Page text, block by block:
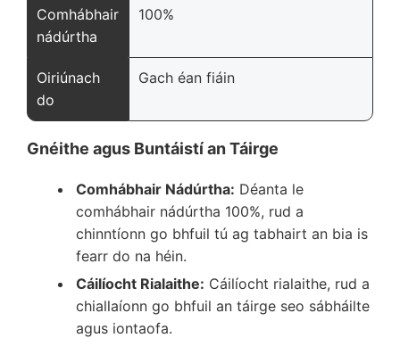
Comhábhair
nádúrtha
100%
Oiriúnach
do
Gach éan fiáin
Gnéithe agus Buntáistí an Táirge
Comhábhair Nádúrtha: Déanta le
comhábhair nádúrtha 100%, rud a
chinntíonn go bhfuil tú ag tabhairt an bia is
fearr do na héin.
Cáilíocht Rialaithe: Cáilíocht rialaithe, rud a
chiallaíonn go bhfuil an táirge seo sábháilte
agus iontaofa.